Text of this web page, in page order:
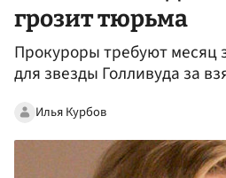
грозит тюрьма
Прокуроры требуют месяц
для звезды Голливуда за
Илья Курбов